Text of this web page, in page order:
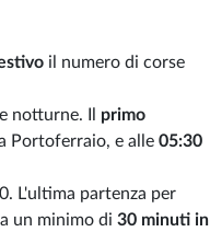
il numero di corse
notturne. Il primo
Portoferraio, e alle 05:30
L'ultima partenza per
un minimo di 30 minuti in